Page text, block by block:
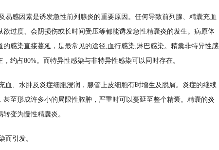
易感因素是诱发急性前列腺炎的重要原因。任何导致前列腺、精囊充血
欲过度、会阴损伤或长时间受压等都能诱发急性精囊炎的发生。病原体
的感染直接蔓延，是最常见的途径;血行感染;淋巴感染。精囊非特异性感
约占80%。而特异性感染与非特异性感染可以同时存在。
血、水肿及炎症细胞浸润，腺管上皮细胞有时增生及脱屑。炎症的继续
甚至形成许多小的局限性脓肿，严重时可以蔓延至整个精囊。精囊的炎
变为慢性精囊炎。
而引发。